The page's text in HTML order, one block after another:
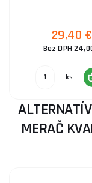
29,40 €
Bez DPH
ks
MERAČ